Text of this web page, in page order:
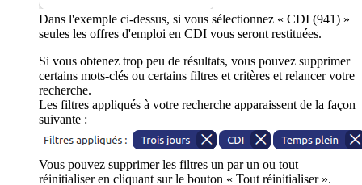
Dans l'exemple ci-dessus, si vous sélectionnez « CDI (941) »
seules les offres d'emploi en CDI vous seront restituées.
Si vous obtenez trop peu de résultats, vous pouvez supprimer
certains mots-clés ou certains filtres et critères et relancer votre
recherche.
Les filtres appliqués à votre recherche apparaissent de la façon
suivante :
Vous pouvez supprimer les filtres un par un ou tout
réinitialiser en cliquant sur le bouton « Tout réinitialiser ».